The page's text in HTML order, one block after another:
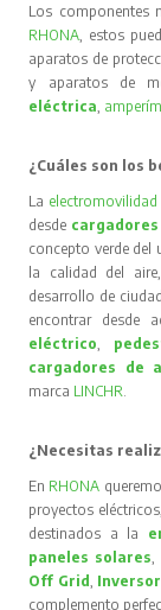
Los componentes
RHONA , estos
aparatos de
y aparatos de
eléctrica
¿Cuáles son los
La electromovilidad
desde
concepto verde del
la calidad del
desarrollo de
encontrar desde
eléctrico
cargadores de
marca LINCHR
¿Necesitas
En RHONA
proyectos
destinados a la
paneles solares
Off Grid
complemento